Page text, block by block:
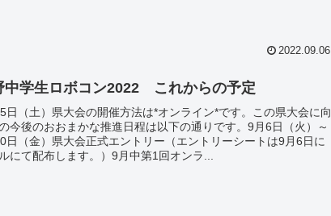
2022.09.06
中学生ロボコン2022 これからの予定
日（土）県大会の開催方法は*オンライン*です。この県大会に向
今後のおおまかな推進日程は以下の通りです。9月6日（火）～
日（金）県大会正式エントリー（エントリーシートは9月6日に
にて配布します。）9月中第1回オンラ...